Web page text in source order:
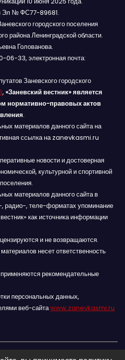
Эл № ФС77-89681.
городского поселения
района Ленинградской области.
Голованова.
06-33, электронная почта:
Заневского городского
, «Заневский вестник» является
нормативно-правовых актов
.
материалов данного сайта на
ссылка на zanevkasmi.ru
новости и достоверная
культурной и спортивной
материалов данного сайта в
радио-, теле-форматах упоминание
как источника информации
и не возвращаются.
несет ответственность
рекомендательные
персональных данных,
веб-сайтаwww.zanevkasmi.ru